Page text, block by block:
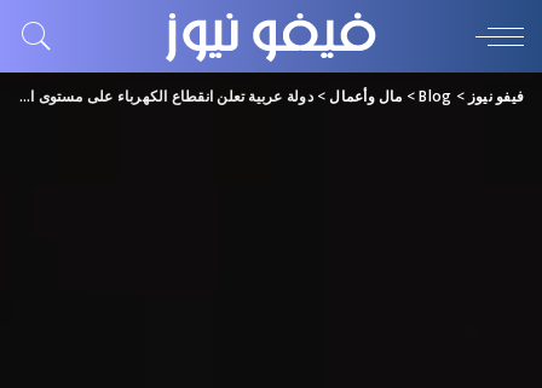
فيفو نيوز >
Blog
> مال وأعمال>دولة عربية تعلن انقطاع الكهرباء على مستوى البلاد